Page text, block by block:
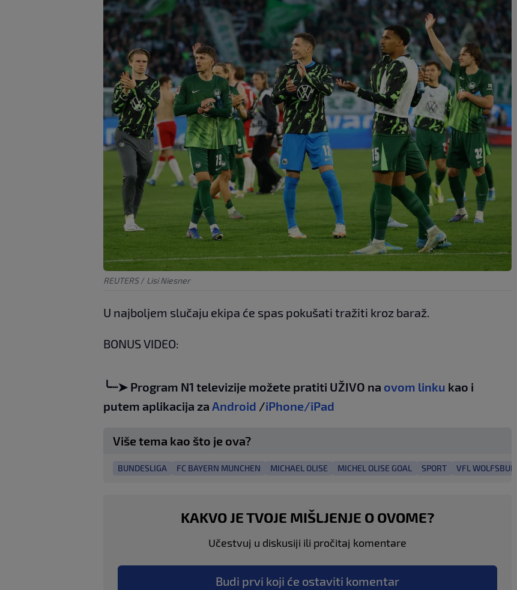
REUTERS / Lisi Niesner
U najboljem slučaju ekipa će spas pokušati tražiti kroz baraž.
BONUS VIDEO:
╰┈➤ Program N1 televizije možete pratiti UŽIVO na ovom linku kao i
putem aplikacija za Android /iPhone/iPad
Više tema kao što je ova?
BUNDESLIGA FC BAYERN MUNCHEN MICHAEL OLISE MICHEL OLISE GOAL SPORT VFL WOLFSBURG
KAKVO JE TVOJE MIŠLJENJE O OVOME?
Učestvuj u diskusiji ili pročitaj komentare
Budi prvi koji će ostaviti komentar